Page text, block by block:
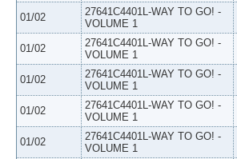
01/02
27641C4401L-WAY TO GO! -
VOLUME 1
01/02
27641C4401L-WAY TO GO! -
VOLUME 1
01/02
27641C4401L-WAY TO GO! -
VOLUME 1
01/02
27641C4401L-WAY TO GO! -
VOLUME 1
01/02
27641C4401L-WAY TO GO! -
VOLUME 1